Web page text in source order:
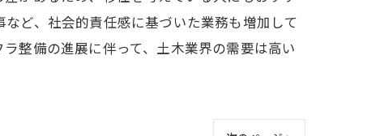
ど、社会的責任感に基づいた業務も増加して
整備の進展に伴って、土木業界の需要は高い